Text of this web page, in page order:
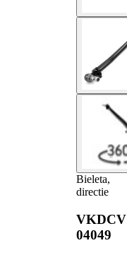
Bieleta,
directie
VKDCV
04049